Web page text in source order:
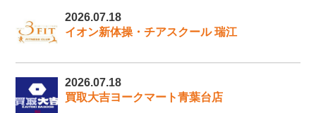
2026.07.18
イオン新体操・チアスクール 瑞江
2026.07.18
買取大吉ヨークマート青葉台店